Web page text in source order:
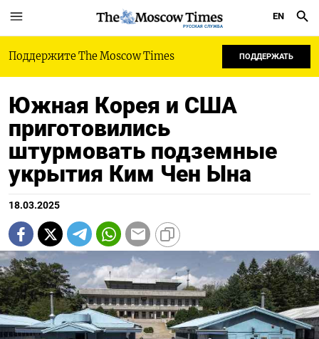
РУССКАЯ СЛУЖБА
EN
Поддержите The Moscow Times ПОДДЕРЖАТЬ
Южная Корея и США
приготовились
штурмовать подземные
укрытия Ким Чен Ына
18.03.2025